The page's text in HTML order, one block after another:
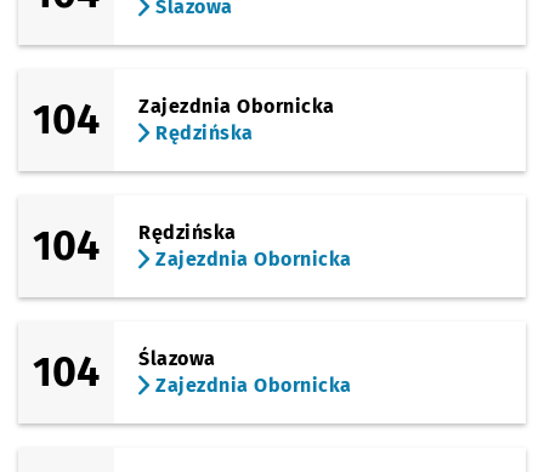
Ślazowa
104
Zajezdnia Obornicka
Rędzińska
104
Rędzińska
Zajezdnia Obornicka
104
Ślazowa
Zajezdnia Obornicka